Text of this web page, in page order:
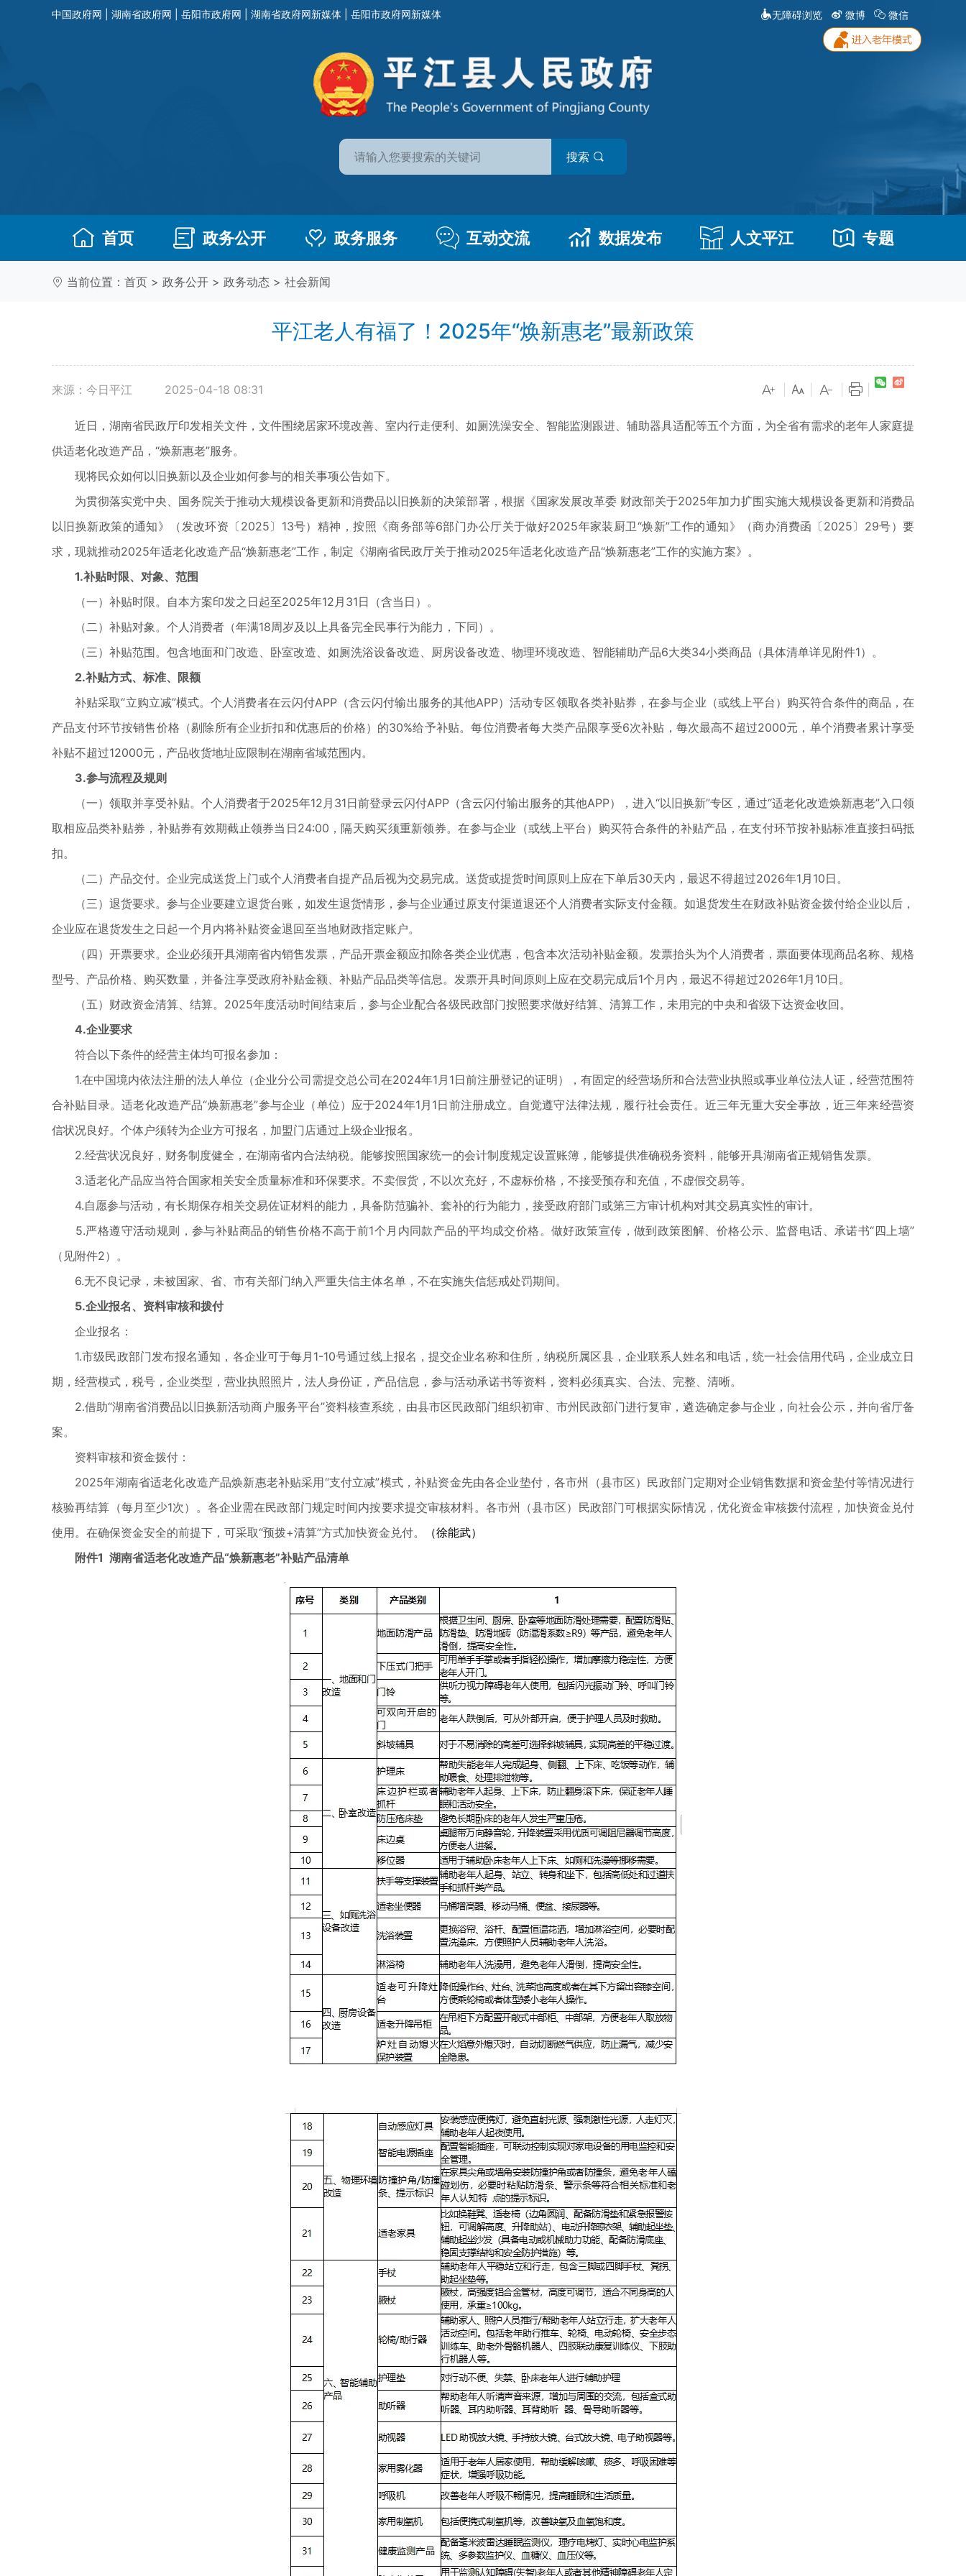
中国政府网 湖南省政府网 岳阳市政府网 湖南省政府网新媒体 岳阳市政府网新媒体 无障碍浏览 微博 微信
搜索
首页 政务公开 政务服务 互动交流 数据发布 人文平江 专题
当前位置： 首页 > 政务公开 > 政务动态 > 社会新闻
平江老人有福了！2025年“焕新惠老”最新政策
来源：今日平江 2025-04-18 08:31
近日，湖南省民政厅印发相关文件，文件围绕居家环境改善、室内行走便利、如厕洗澡安全、智能监测跟进、辅助器具适配等五个方面，为全省有需求的老年人家庭提
供适老化改造产品，“焕新惠老”服务。
现将民众如何以旧换新以及企业如何参与的相关事项公告如下。
为贯彻落实党中央、国务院关于推动大规模设备更新和消费品以旧换新的决策部署，根据《国家发展改革委 财政部关于2025年加力扩围实施大规模设备更新和消费品
以旧换新政策的通知》（发改环资〔2025〕13号）精神，按照《商务部等6部门办公厅关于做好2025年家装厨卫“焕新”工作的通知》（商办消费函〔2025〕29号）要
求，现就推动2025年适老化改造产品“焕新惠老”工作，制定《湖南省民政厅关于推动2025年适老化改造产品“焕新惠老”工作的实施方案》。
1.补贴时限、对象、范围
（一）补贴时限。自本方案印发之日起至2025年12月31日（含当日）。
（二）补贴对象。个人消费者（年满18周岁及以上具备完全民事行为能力，下同）。
（三）补贴范围。包含地面和门改造、卧室改造、如厕洗浴设备改造、厨房设备改造、物理环境改造、智能辅助产品6大类34小类商品（具体清单详见附件1）。
2.补贴方式、标准、限额
补贴采取“立购立减”模式。个人消费者在云闪付APP（含云闪付输出服务的其他APP）活动专区领取各类补贴券，在参与企业（或线上平台）购买符合条件的商品，在
产品支付环节按销售价格（剔除所有企业折扣和优惠后的价格）的30%给予补贴。每位消费者每大类产品限享受6次补贴，每次最高不超过2000元，单个消费者累计享受
补贴不超过12000元，产品收货地址应限制在湖南省域范围内。
3.参与流程及规则
（一）领取并享受补贴。个人消费者于2025年12月31日前登录云闪付APP（含云闪付输出服务的其他APP），进入“以旧换新”专区，通过“适老化改造焕新惠老”入口领
取相应品类补贴券，补贴券有效期截止领券当日24:00，隔天购买须重新领券。在参与企业（或线上平台）购买符合条件的补贴产品，在支付环节按补贴标准直接扫码抵
扣。
（二）产品交付。企业完成送货上门或个人消费者自提产品后视为交易完成。送货或提货时间原则上应在下单后30天内，最迟不得超过2026年1月10日。
（三）退货要求。参与企业要建立退货台账，如发生退货情形，参与企业通过原支付渠道退还个人消费者实际支付金额。如退货发生在财政补贴资金拨付给企业以后，
企业应在退货发生之日起一个月内将补贴资金退回至当地财政指定账户。
（四）开票要求。企业必须开具湖南省内销售发票，产品开票金额应扣除各类企业优惠，包含本次活动补贴金额。发票抬头为个人消费者，票面要体现商品名称、规格
型号、产品价格、购买数量，并备注享受政府补贴金额、补贴产品品类等信息。发票开具时间原则上应在交易完成后1个月内，最迟不得超过2026年1月10日。
（五）财政资金清算、结算。2025年度活动时间结束后，参与企业配合各级民政部门按照要求做好结算、清算工作，未用完的中央和省级下达资金收回。
4.企业要求
符合以下条件的经营主体均可报名参加：
1.在中国境内依法注册的法人单位（企业分公司需提交总公司在2024年1月1日前注册登记的证明），有固定的经营场所和合法营业执照或事业单位法人证，经营范围符
合补贴目录。适老化改造产品“焕新惠老”参与企业（单位）应于2024年1月1日前注册成立。自觉遵守法律法规，履行社会责任。近三年无重大安全事故，近三年来经营资
信状况良好。个体户须转为企业方可报名，加盟门店通过上级企业报名。
2.经营状况良好，财务制度健全，在湖南省内合法纳税。能够按照国家统一的会计制度规定设置账簿，能够提供准确税务资料，能够开具湖南省正规销售发票。
3.适老化产品应当符合国家相关安全质量标准和环保要求。不卖假货，不以次充好，不虚标价格，不接受预存和充值，不虚假交易等。
4.自愿参与活动，有长期保存相关交易佐证材料的能力，具备防范骗补、套补的行为能力，接受政府部门或第三方审计机构对其交易真实性的审计。
5.严格遵守活动规则，参与补贴商品的销售价格不高于前1个月内同款产品的平均成交价格。做好政策宣传，做到政策图解、价格公示、监督电话、承诺书“四上墙”
（见附件2）。
6.无不良记录，未被国家、省、市有关部门纳入严重失信主体名单，不在实施失信惩戒处罚期间。
5.企业报名、资料审核和拨付
企业报名：
1.市级民政部门发布报名通知，各企业可于每月1-10号通过线上报名，提交企业名称和住所，纳税所属区县，企业联系人姓名和电话，统一社会信用代码，企业成立日
期，经营模式，税号，企业类型，营业执照照片，法人身份证，产品信息，参与活动承诺书等资料，资料必须真实、合法、完整、清晰。
2.借助“湖南省消费品以旧换新活动商户服务平台”资料核查系统，由县市区民政部门组织初审、市州民政部门进行复审，遴选确定参与企业，向社会公示，并向省厅备
案。
资料审核和资金拨付：
2025年湖南省适老化改造产品焕新惠老补贴采用“支付立减”模式，补贴资金先由各企业垫付，各市州（县市区）民政部门定期对企业销售数据和资金垫付等情况进行
核验再结算（每月至少1次）。各企业需在民政部门规定时间内按要求提交审核材料。各市州（县市区）民政部门可根据实际情况，优化资金审核拨付流程，加快资金兑付
使用。在确保资金安全的前提下，可采取“预拨+清算”方式加快资金兑付。
（徐能武）
附件1 湖南省适老化改造产品“焕新惠老”补贴产品清单